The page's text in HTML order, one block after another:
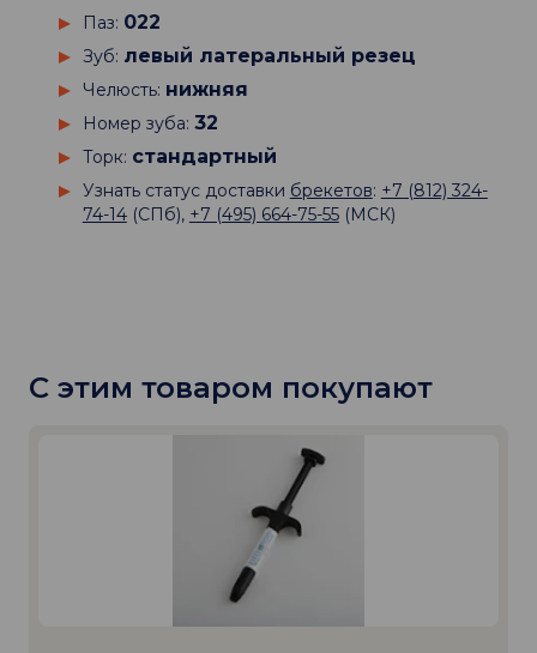
Паз: 022
Зуб: левый латеральный резец
Челюсть: нижняя
Номер зуба: 32
Торк: стандартный
Узнать статус доставки брекетов: +7 (812) 324-
74-14(СПб), +7 (495) 664-75-55(МСК)
С этим товаром покупают